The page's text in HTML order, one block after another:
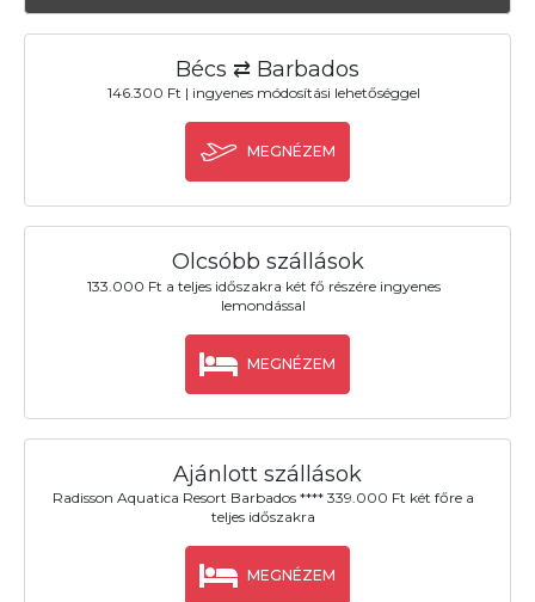
Bécs ⇄ Barbados
146.300 Ft | ingyenes módosítási lehetőséggel
MEGNÉZEM
Olcsóbb szállások
133.000 Ft a teljes időszakra két fő részére ingyenes
lemondással
MEGNÉZEM
Ajánlott szállások
Radisson Aquatica Resort Barbados **** 339.000 Ft két főre a
teljes időszakra
MEGNÉZEM